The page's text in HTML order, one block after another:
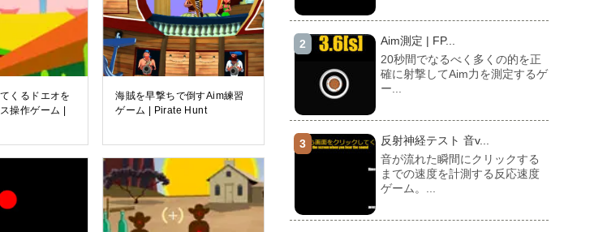
くるドエオを
操作ゲーム |
海賊を早撃ちで倒すAim練習
ゲーム | Pirate Hunt
Aim測定 | FP...
20秒間でなるべく多くの的を正
確に射撃してAim力を測定するゲ
ー...
反射神経テスト 音v...
音が流れた瞬間にクリックする
までの速度を計測する反応速度
ゲーム。...